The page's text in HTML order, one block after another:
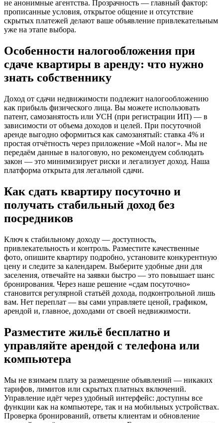
не анонимные агентства. Прозрачность — главный фактор:
прописанные условия, открытое общение и отсутствие
скрытых платежей делают ваше объявление привлекательным
уже на этапе выбора.
Особенности налогообложения при
сдаче квартиры в аренду: что нужно
знать собственнику
Доход от сдачи недвижимости подлежит налогообложению
как прибыль физического лица. Вы можете использовать
патент, самозанятость или УСН (при регистрации ИП) — в
зависимости от объема доходов и целей. При посуточной
аренде выгодно оформиться как самозанятый: ставка 4% и
простая отчётность через приложение «Мой налог». Мы не
передаём данные в налоговую, но рекомендуем соблюдать
закон — это минимизирует риски и легализует доход. Наша
платформа открыта для легальной сдачи.
Как сдать квартиру посуточно и
получать стабильный доход без
посредников
Ключ к стабильному доходу — доступность,
привлекательность и контроль. Разместите качественные
фото, опишите квартиру подробно, установите конкурентную
цену и следите за календарем. Выберите удобные дни для
заселения, отвечайте на заявки быстро — это повышает шанс
бронирования. Через наше решение «сдам посуточно»
становится регулярной статьёй дохода, подконтрольной лишь
вам. Нет переплат — вы сами управляете ценой, графиком,
арендой и, главное, доходами от своей недвижимости.
Разместите жильё бесплатно и
управляйте арендой с телефона или
компьютера
Мы не взимаем плату за размещение объявлений — никаких
тарифов, лимитов или скрытых платных включений.
Управление идёт через удобный интерфейс: доступны все
функции как на компьютере, так и на мобильных устройствах.
Проверка бронирований, ответы клиентам и обновление